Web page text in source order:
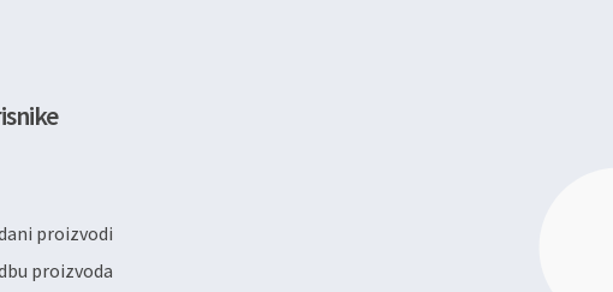
proizvodi
proizvoda